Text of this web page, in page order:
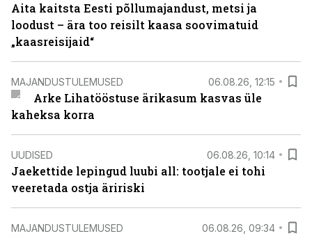
Aita kaitsta Eesti põllumajandust, metsi ja
loodust – ära too reisilt kaasa soovimatuid
„kaasreisijaid“
MAJANDUSTULEMUSED 06.08.26, 12:15
Arke Lihatööstuse ärikasum kasvas üle
kaheksa korra
UUDISED 06.08.26, 10:14
Jaekettide lepingud luubi all: tootjale ei tohi
veeretada ostja äririski
MAJANDUSTULEMUSED 06.08.26, 09:34